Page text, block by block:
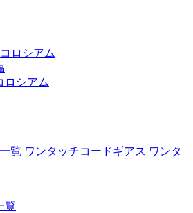
ロシアム
ロシアム
覧 ワンタッチコードギアス ワンタ
覧